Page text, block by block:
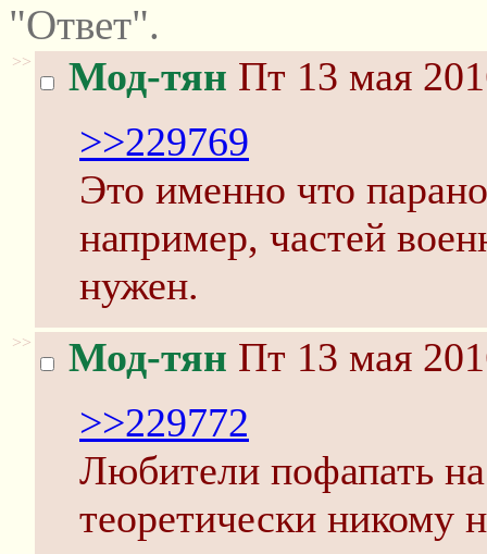
"Ответ".
>> Мод-тян Пт 13 мая
>>229769
Это именно что
например, частей
нужен.
>> Мод-тян Пт 13 мая
>>229772
Любители пофапать
теоретически никому